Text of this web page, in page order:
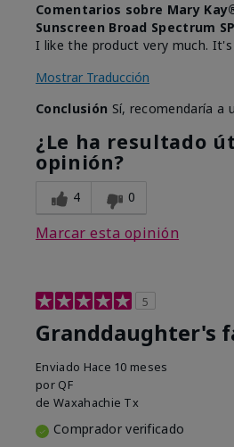
Comentarios sobre Mary
Sunscreen Broad Spectrum
I like the product very much. It's
Mostrar Traducción
Conclusión Sí, recomendaría a
¿Le ha resultado
opinión?
4 0
Marcar esta opinión
5
Granddaughter's
Enviado Hace 10 meses
por QF
de Waxahachie Tx
Comprador verificado